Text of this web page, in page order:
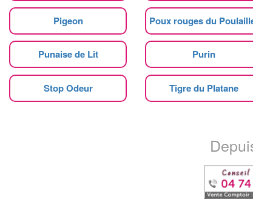
Pigeon Poux rouges du
Punaise de Lit Purin
Stop Odeur Tigre du Platane